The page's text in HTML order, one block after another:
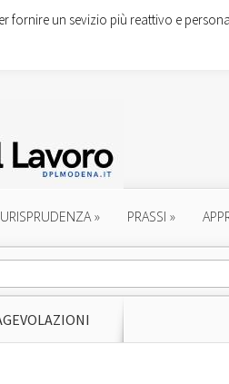
» PRASSI »
fornire un sevizio più reattivo e